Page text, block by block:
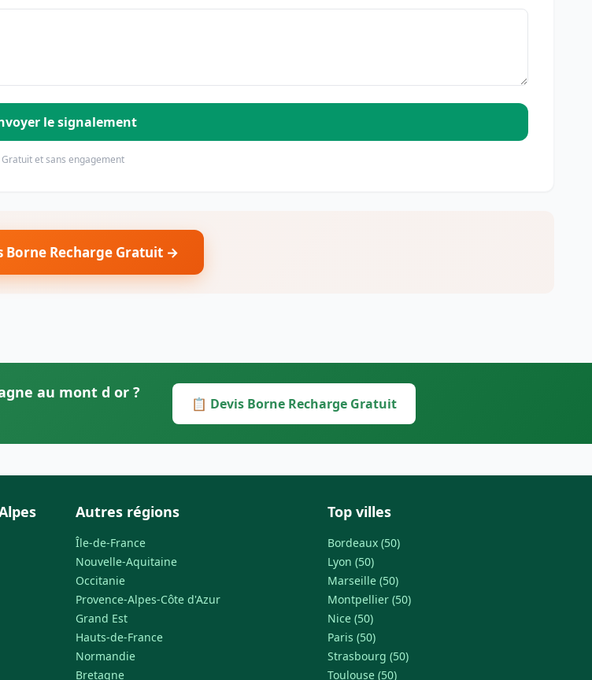
le signalement
Gratuit et sans engagement
Borne Recharge Gratuit →
au mont d or ?
📋 Devis Borne Recharge Gratuit
Autres régions
Île-de-France
Nouvelle-Aquitaine
Occitanie
Provence-Alpes-Côte d'Azur
Grand Est
Hauts-de-France
Normandie
Bretagne
Top villes
Bordeaux (50)
Lyon (50)
Marseille (50)
Montpellier (50)
Nice (50)
Paris (50)
Strasbourg (50)
Toulouse (50)